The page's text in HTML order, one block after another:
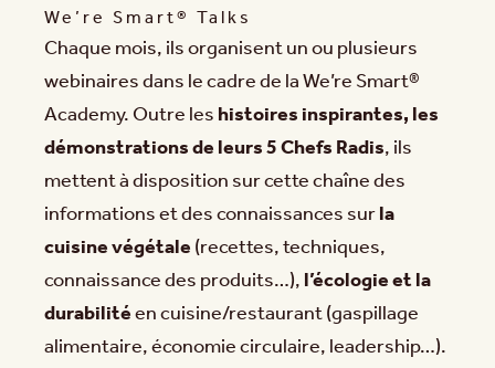
We’re Smart® Talks
Chaque mois, ils organisent un ou plusieurs
webinaires dans le cadre de la We’re Smart®
Academy. Outre leshistoires inspirantes, les
démonstrations de leurs 5 Chefs Radis, ils
mettent à disposition sur cette chaîne des
informations et des connaissances surla
cuisine végétale(recettes, techniques,
connaissance des produits…),l’écologie et la
durabilitéen cuisine/restaurant (gaspillage
alimentaire, économie circulaire, leadership…).